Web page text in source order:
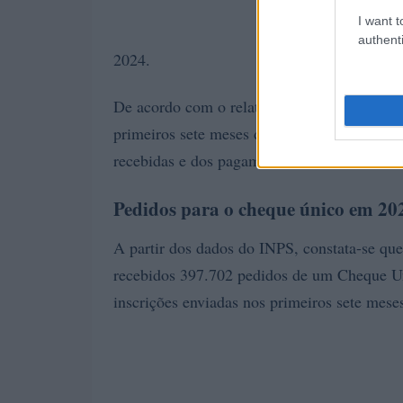
I want
2024.
De acordo com o relatório, a instituição
primeiros sete meses de 2024, fornecendo
recebidas e dos pagamentos feitos às
Pedidos para o cheque único em
A partir dos dados do INPS, constata-se
recebidos 397.702 pedidos de um Cheque
inscrições enviadas nos primeiros sete